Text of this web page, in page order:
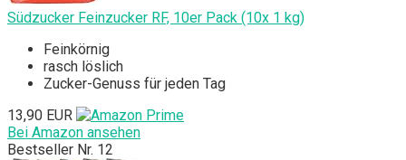
Südzucker Feinzucker RF, 10er Pack (10x 1 kg)
Feinkörnig
rasch löslich
Zucker-Genuss für jeden Tag
13,90 EUR
Bei Amazon ansehen
Bestseller Nr. 12